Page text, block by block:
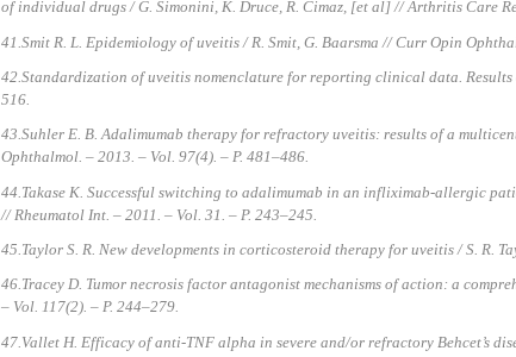
of individual drugs / G. Simonini, K. Druce, R. Cimaz, [et al] // Arthritis Care
41.Smit R. L. Epidemiology of uveitis / R. Smit, G. Baarsma // Curr Opin
42.Standardization of uveitis nomenclature for reporting clinical data.
516.
43.Suhler E. B. Adalimumab therapy for refractory uveitis: results of a
Ophthalmol. – 2013. – Vol. 97(4). – P. 481–486.
44.Takase K. Successful switching to adalimumab in an infliximab-allergic
// Rheumatol Int. – 2011. – Vol. 31. – P. 243–245.
45.Taylor S. R. New developments in corticosteroid therapy for uveitis / S. R.
46.Tracey D. Tumor necrosis factor antagonist mechanisms of action: a
– Vol. 117(2). – P. 244–279.
47.Vallet H. Efficacy of anti-TNF alpha in severe and/or refractory Behcet’s